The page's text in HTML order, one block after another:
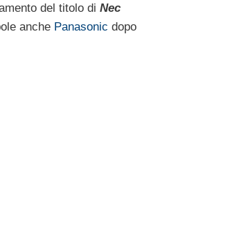
del titolo di Nec
anche Panasonic dopo